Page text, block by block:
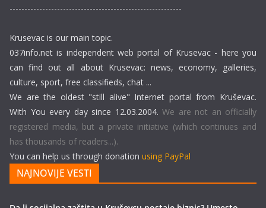
----------------------------------------------------------
Krusevac is our main topic.
037info.net is independent web portal of Krusevac - here you
can find out all about Krusevac: news, economy, galleries,
culture, sport, free classifieds, chat ...
We are the oldest "still alive" Internet portal from Kruševac.
With You every day since 12.03.2004. We are not an officially
registered media, but a private initiative (which continues and
has thousands of readers...).
You can help us through donation using PayPal
NAJNOVIJE VESTI